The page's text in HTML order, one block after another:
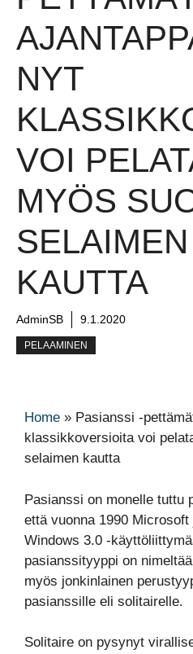
NYT
VOI
MYÖS
SELAIMEN
KAUTTA
AdminSB 9.1.2020
PELAAMINEN
Home » Pasianssi -
klassikkoversioita voi
selaimen kautta
Pasianssi on monelle tuttu
että vuonna 1990
Windows 3.0 -
pasianssityyppi on
myös jonkinlainen
pasianssille eli solitairelle.
Solitaire on pysynyt